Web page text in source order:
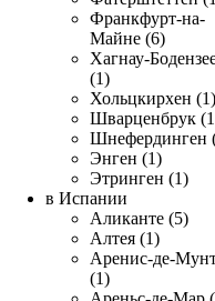
Франкфурт-на-
Майне (6)
Хагнау-
(1)
Хольцкирхен (1)
Шварценбрук
Шнефердинген
Энген (1)
Этринген (1)
в Испании
Аликанте (5)
Алтея (1)
Аренис-де-
(1)